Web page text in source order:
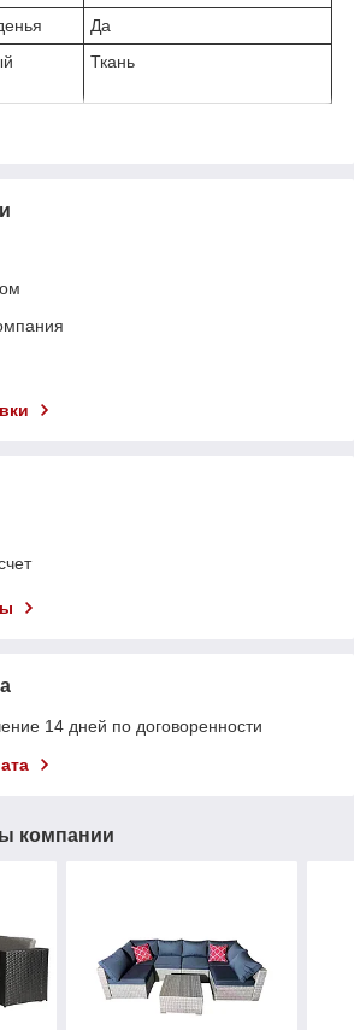
Да
Ткань
14 дней по договоренности
компании